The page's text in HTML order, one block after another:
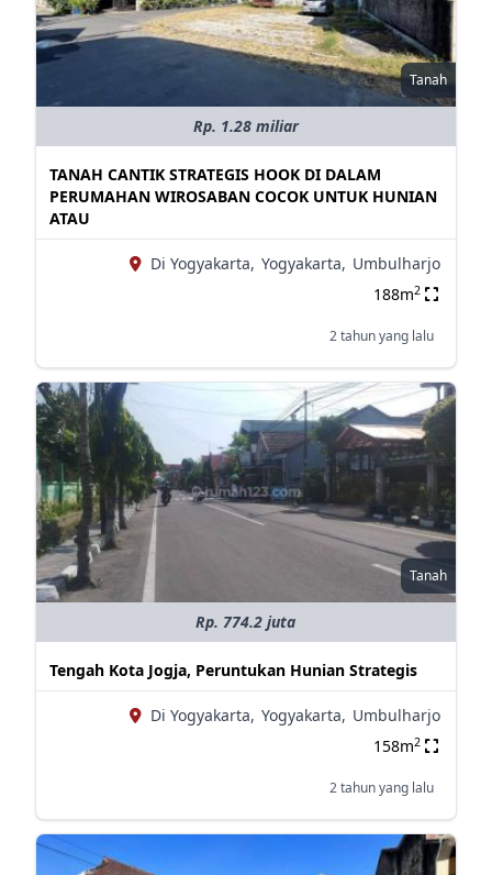
Tanah
Rp. 1.28 miliar
TANAH CANTIK STRATEGIS HOOK DI DALAM
PERUMAHAN WIROSABAN COCOK UNTUK HUNIAN
ATAU
Di Yogyakarta, Yogyakarta, Umbulharjo
188m2
2 tahun yang lalu
Tanah
Rp. 774.2 juta
Tengah Kota Jogja, Peruntukan Hunian Strategis
Di Yogyakarta, Yogyakarta, Umbulharjo
158m2
2 tahun yang lalu